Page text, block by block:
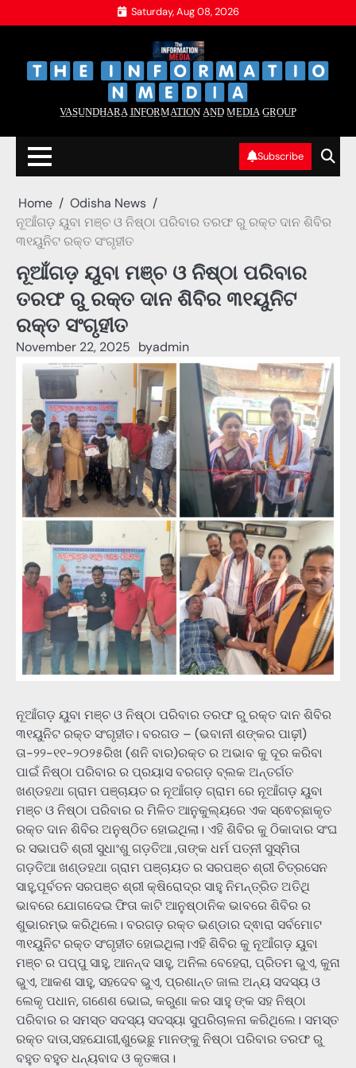
to
Saturday, Aug 08, 2026
V̲A̲S̲U̲N̲D̲H̲A̲R̲A̲ I̲N̲F̲O̲R̲M̲A̲T̲I̲O̲N̲ A̲N̲D̲ M̲E̲D̲I̲A̲ G̲R̲O̲U̲P̲
Subscribe
Home
Odisha News
ନୂଆଁଗଡ଼ ୟୁବା ମଞ୍ଚ ଓ ନିଷ୍ଠା ପରିବାର ତରଫ ରୁ ରକ୍ତ ଦାନ ଶିବିର
୩୧ୟୁନିଟ ରକ୍ତ ସଂଗୃହୀତ
ନୂଆଁଗଡ଼ ୟୁବା ମଞ୍ଚ ଓ ନିଷ୍ଠା ପରିବାର
ତରଫ ରୁ ରକ୍ତ ଦାନ ଶିବିର ୩୧ୟୁନିଟ
ରକ୍ତ ସଂଗୃହୀତ
November 22, 2025 byadmin
ନୂଆଁଗଡ଼ ୟୁବା ମଞ୍ଚ ଓ ନିଷ୍ଠା ପରିବାର ତରଫ ରୁ ରକ୍ତ ଦାନ ଶିବିର
୩୧ୟୁନିଟ ରକ୍ତ ସଂଗୃହୀତ। ବରଗଡ – (ଭବାନୀ ଶଙ୍କର ପାଢ଼ୀ)
ତା-୨୨-୧୧-୨୦୨୫ରିଖ (ଶନି ବାର)ରକ୍ତ ର ଅଭାବ କୁ ଦୂର କରିବା
ପାଇଁ ନିଷ୍ଠା ପରିବାର ର ପ୍ରୟାସ ବରଗଡ଼ ବ୍ଲକ ଅନ୍ତର୍ଗତ
ଖଣ୍ଡହଥା ଗ୍ରାମ ପଞ୍ଚାୟତ ର ନୂଆଁଗଡ଼ ଗ୍ରାମ ରେ ନୂଆଁଗଡ଼ ୟୁବା
ମଞ୍ଚ ଓ ନିଷ୍ଠା ପରିବାର ର ମିଳିତ ଆନୁକୁଲ୍ୟରେ ଏକ ସ୍ଵେଚ୍ଛାକୃତ
ରକ୍ତ ଦାନ ଶିବିର ଅନୁଷ୍ଠିତ ହୋଇଥିଲା। ଏହି ଶିବିର କୁ ଠିକାଦାର ସଂଘ
ର ସଭାପତି ଶ୍ରୀ ସୁଧାଂଶୁ ଗଡ଼ତିଆ ,ତାଙ୍କ ଧର୍ମ ପତ୍ନୀ ସୁସ୍ମିତା
ଗଡ଼ତିଆ ଖଣ୍ଡହଥା ଗ୍ରାମ ପଞ୍ଚାୟତ ର ସରପଞ୍ଚ ଶ୍ରୀ ଚିତ୍ରସେନ
ସାହୁ,ପୂର୍ବତନ ସରପଞ୍ଚ ଶ୍ରୀ କ୍ଷିରୋଦ୍ର ସାହୁ ନିମନ୍ତ୍ରିତ ଅତିଥି
ଭାବରେ ଯୋଗଦେଇ ଫିତା କାଟି ଆନୁଷ୍ଠାନିକ ଭାବରେ ଶିବିର ର
ଶୁଭାରମ୍ଭ କରିଥିଲେ। ବରଗଡ଼ ରକ୍ତ ଭଣ୍ଡାର ଦ୍ଵାରା ସର୍ବମୋଟ
୩୧ୟୁନିଟ ରକ୍ତ ସଂଗୃହୀତ ହୋଇଥିଲା।ଏହି ଶିବିର କୁ ନୂଆଁଗଡ଼ ୟୁବା
ମଞ୍ଚ ର ପପ୍ପୁ ସାହୁ, ଆନନ୍ଦ ସାହୁ, ଅନିଲ ବେହେରା, ପ୍ରିତମ ଭୁଏ, କୁନା
ଭୁଏ, ଆକଶ ସାହୁ, ସହଦେବ ଭୁଏ, ପ୍ରଶାନ୍ତ ଜାଲ ଅନ୍ୟ ସଦସ୍ୟ ଓ
ଲେକୃ ପଧାନ, ଗଣେଶ ଭୋଇ, କରୁଣା କର ସାହୁ ଙ୍କ ସହ ନିଷ୍ଠା
ପରିବାର ର ସମସ୍ତ ସଦସ୍ୟ ସଦସ୍ୟା ସୁପରିଚାଳନା କରିଥିଲେ। ସମସ୍ତ
ରକ୍ତ ଦାତା,ସହଯୋଗୀ,ଶୁଭେଛୁ ମାନଙ୍କୁ ନିଷ୍ଠା ପରିବାର ତରଫ ରୁ
ବହୁତ ବହୁତ ଧନ୍ୟବାଦ ଓ କୃତଜ୍ଞତା।